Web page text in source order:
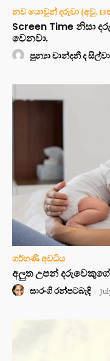
නව යොවුන් දරුවා (අවු.
Screen Time නිසා
වෙනවා.
පුන්‍යා චාන්දනී ද සිල්වා
ගර්භණී අවධිය
අලුත උපන්
සාරංගි රන්පටබැඳි -